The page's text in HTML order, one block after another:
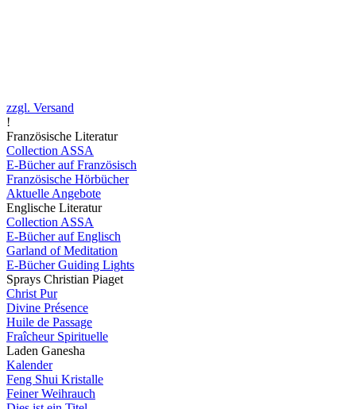
zzgl. Versand
!
Französische Literatur
Collection ASSA
E-Bücher auf Französisch
Französische Hörbücher
Aktuelle Angebote
Englische Literatur
Collection ASSA
E-Bücher auf Englisch
Garland of Meditation
E-Bücher Guiding Lights
Sprays Christian Piaget
Christ Pur
Divine Présence
Huile de Passage
Fraîcheur Spirituelle
Laden Ganesha
Kalender
Feng Shui Kristalle
Feiner Weihrauch